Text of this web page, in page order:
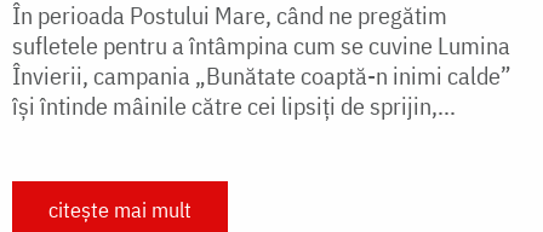
Astăzi, în fața bisericii din Mkombe, se află fântâna
Sfântului Partenie. Tot satul ia acum apă curată de
aici. Copiii vin însetați de la școală și beau apă bună.
citește mai mult